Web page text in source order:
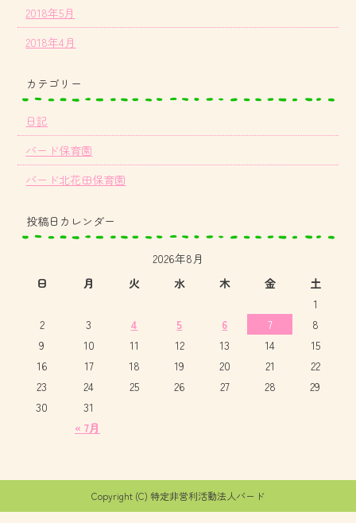
2018年5月
2018年4月
カテゴリー
日記
バード保育園
バード北花田保育園
投稿日カレンダー
2026年8月
日
月 火 水 木 金 土
« 7月
1
2
3 4 5 6 7
8
9
10 11 12 13 14
15
16
17 18 19 20 21
22
23
24 25 26 27 28
29
30
31
Copyright (C) 特定非営利活動法人バード